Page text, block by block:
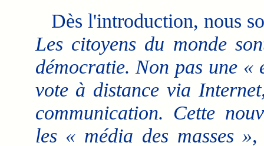
Dès l'introduction, nous
Les citoyens du monde
démocratie. Non pas une
vote à distance via
communication. Cette
les « média des masses »,